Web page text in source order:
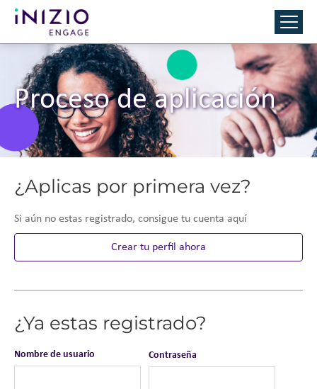
Proceso de aplicación
¿Aplicas por primera vez?
Si aún no estas registrado, consigue tu cuenta aquí
Crear tu perfil ahora
¿Ya estas registrado?
Nombre de usuario Contraseña